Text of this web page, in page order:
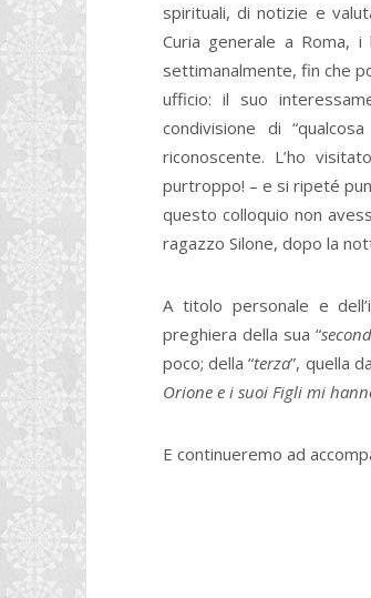
spirituali, di notizie e
Curia generale a Roma, i
settimanalmente, fin che
ufficio: il suo
condivisione di
riconoscente. L’ho
purtroppo! – e si ripeté
questo colloquio non
ragazzo Silone, dopo la
A titolo personale e
preghiera della sua “
poco; della “terza”, quella
Orione e i suoi Figli mi
E continueremo ad